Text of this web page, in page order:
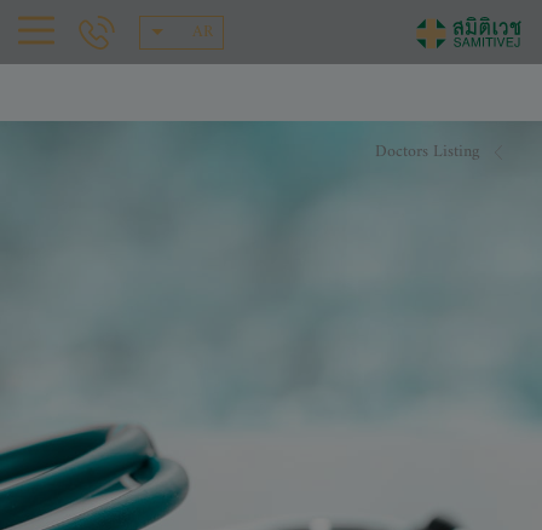
AR
Doctors Listing